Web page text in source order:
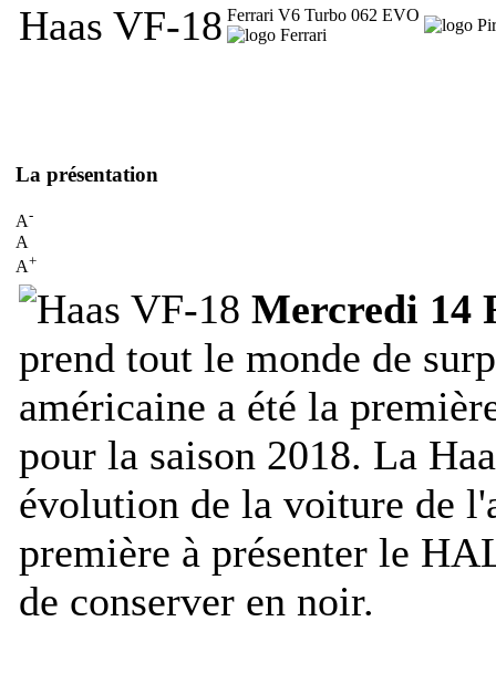
Haas VF-18 Ferrari V6 Turbo 062 EVO
La présentation
A-
A
A+
Mercredi 14
prend tout le monde de
américaine a été la
pour la saison 2018. La
évolution de la voiture de
première à présenter le
de conserver en noir.